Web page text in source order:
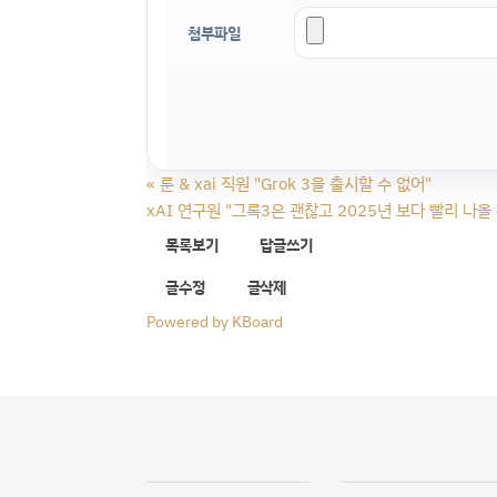
첨부파일
« 룬 & xai 직원 "Grok 3을 출시할 수 없어"
xAI 연구원 "그록3은 괜찮고 2025년 보다 빨리 나올
목록보기
답글쓰기
글수정
글삭제
Powered by KBoard